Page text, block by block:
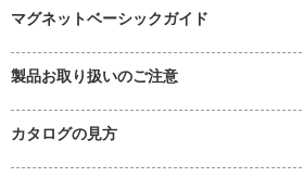
マグネットベーシックガイド
製品お取り扱いのご注意
カタログの見方